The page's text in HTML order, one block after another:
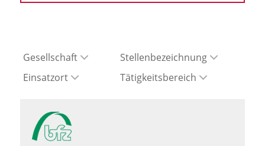
Gesellschaft
Stellenbezeichnung
Einsatzort
Tätigkeitsbereich